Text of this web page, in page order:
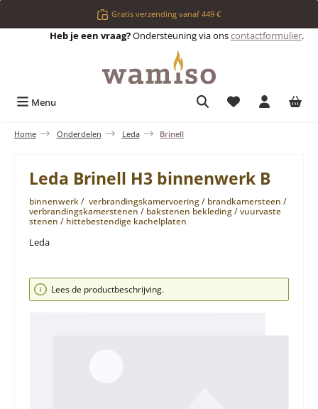
Ga naar de hoofdinhoudGratis verzending vanaf 449 €
Heb je een vraag?Ondersteuning via onscontactformulier.
Menu Je hebt 0 items
Home Onderdelen Leda Brinell
Leda Brinell H3 binnenwerk B
binnenwerk / verbrandingskamervoering / brandkamersteen /
verbrandingskamerstenen / bakstenen bekleding / vuurvaste
stenen / hittebestendige kachelplaten
Leda
Afbeeldingengalerij overslaan
Lees de productbeschrijving.